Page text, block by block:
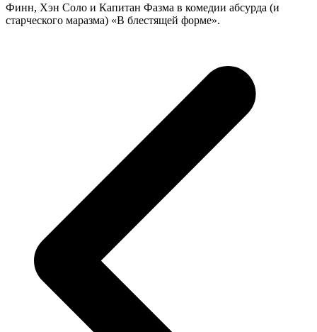
Финн, Хэн Соло и Капитан Фазма в комедии абсурда (и
старческого маразма) «В блестящей форме».